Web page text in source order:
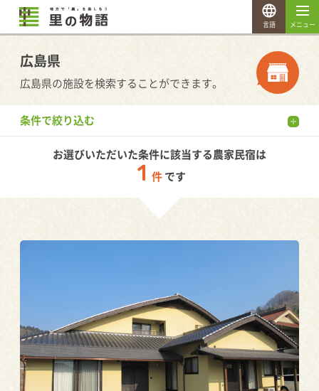
広島県
広島県の施設を検索することができます。
条件で絞り込む
お選びいただいた条件に該当する農家民宿は
1 件です
メニュー
言語